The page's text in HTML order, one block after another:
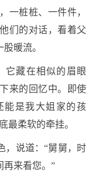
一桩桩、一件件，
们的对话，看着父
暖流。
它藏在相似的眉眼
来的回忆中。即使
能是我大姐家的孩
最柔软的牵挂。
，说道：“舅舅，时
再来看您。”